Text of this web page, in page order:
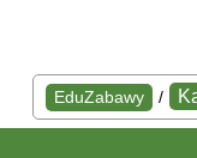
EduZabawy /